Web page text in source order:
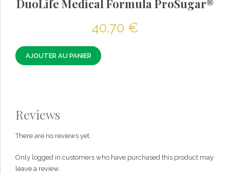
DuoLife Medical Formula ProSugar®
40,70 €
AJOUTER AU PANIER
Reviews
There are no reviews yet.
Only logged in customers who have purchased this product may
leave a review.